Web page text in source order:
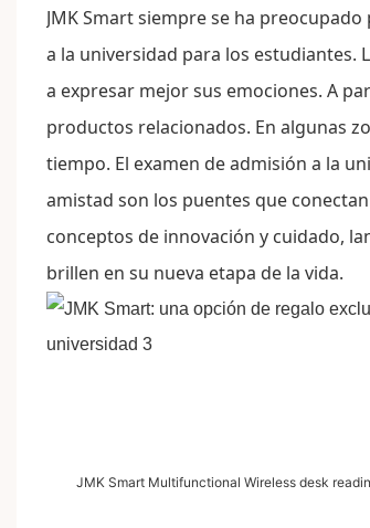
JMK Smartsiempre se ha preocupado
a la universidad para los estudiantes.
a expresar mejor sus emociones. A
productos relacionados. En algunas
tiempo. El examen de admisión a la
amistad son los puentes que
conceptos de innovación y cuidado,
brillen en su nueva etapa de la vida.
JMK Smart Multifunctional Wireless desk